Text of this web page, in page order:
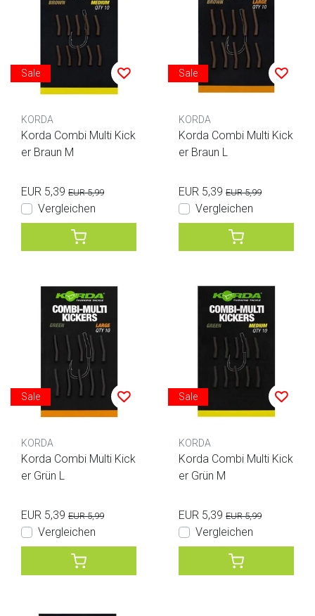
Sale
KORDA
Korda Combi Multi Kick
er Braun M
EUR 5,39 EUR 5,99
Vergleichen
Sale
KORDA
Korda Combi Multi Kick
er Braun L
EUR 5,39 EUR 5,99
Vergleichen
Sale
KORDA
Korda Combi Multi Kick
er Grün L
EUR 5,39 EUR 5,99
Vergleichen
Sale
KORDA
Korda Combi Multi Kick
er Grün M
EUR 5,39 EUR 5,99
Vergleichen